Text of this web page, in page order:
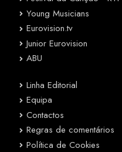
Young Musicians
Eurovision.tv
Junior Eurovision
ABU
Linha Editorial
Equipa
Contactos
Regras de comentários
Política de Cookies